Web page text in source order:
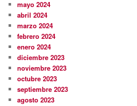
mayo 2024
abril 2024
marzo 2024
febrero 2024
enero 2024
diciembre 2023
noviembre 2023
octubre 2023
septiembre 2023
agosto 2023